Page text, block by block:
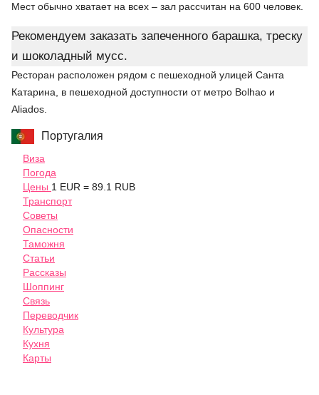
Мест обычно хватает на всех – зал рассчитан на 600 человек.
Рекомендуем заказать запеченного барашка, треску
и шоколадный мусс.
Ресторан расположен рядом с пешеходной улицей Санта
Катарина, в пешеходной доступности от метро Bolhao и
Aliados.
Португалия
Виза
Погода
Цены 1 EUR = 89.1 RUB
Транспорт
Советы
Опасности
Таможня
Статьи
Рассказы
Шоппинг
Связь
Переводчик
Культура
Кухня
Карты